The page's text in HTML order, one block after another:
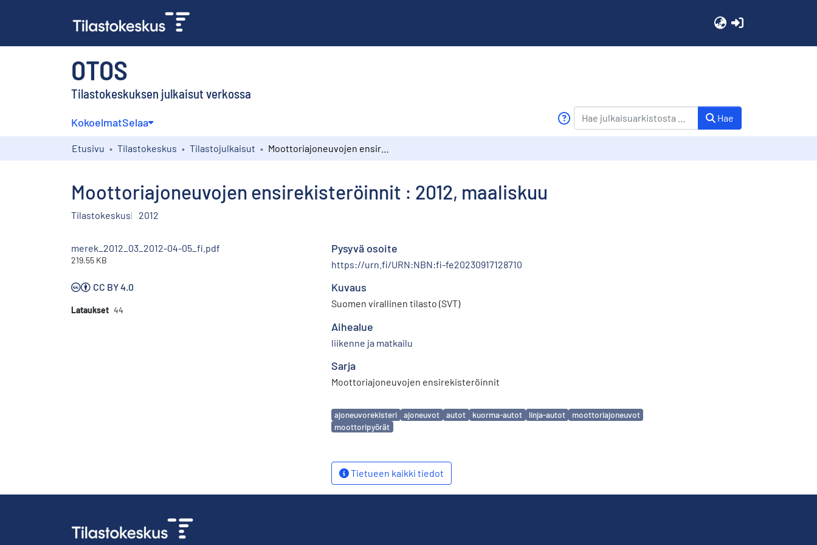
OTOS
Tilastokeskuksen julkaisut verkossa
KokoelmatSelaa Hae
Etusivu Tilastokeskus Tilastojulkaisut
Moottoriajoneuvojen ensirekisteröinnit : 2012, maaliskuu
Tilastokeskus 2012
merek_2012_03_2012-04-05_fi.pdf
219.55 KB
CC BY 4.0
Lataukset 44
Pysyvä osoite
https://urn.fi/URN:NBN:fi-fe20230917128710
Kuvaus
Suomen virallinen tilasto (SVT)
Aihealue
liikenne ja matkailu
Sarja
Moottoriajoneuvojen ensirekisteröinnit
Avainsanat
ajoneuvorekisteri ajoneuvot autot kuorma-autot linja-autot
moottoriajoneuvot
moottoripyörät
Tietueen kaikki tiedot